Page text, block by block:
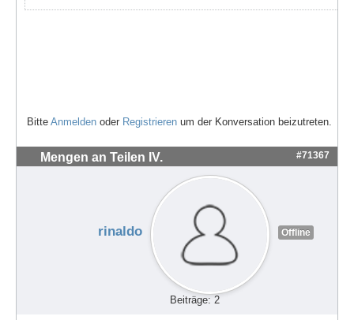
Bitte Anmelden oder Registrieren um der Konversation beizutreten.
Mengen an Teilen IV. #71367
rinaldo Offline
Beiträge: 2